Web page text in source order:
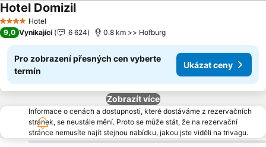
4 Počet hvězdiček
Hotel
Hotel DomizilUkázat ceny
9,0 Vynikající 6 624 0.8 km >> Hofburg
Pro zobrazení přesných cen vyberte
termín
Ukázat ceny
Zobrazít více
Informace o cenách a dostupnosti, které dostáváme z rezervačních
stránek, se neustále mění. Proto se může stát, že na rezervační
stránce nemusíte najít stejnou nabídku, jakou jste viděli na trivagu.